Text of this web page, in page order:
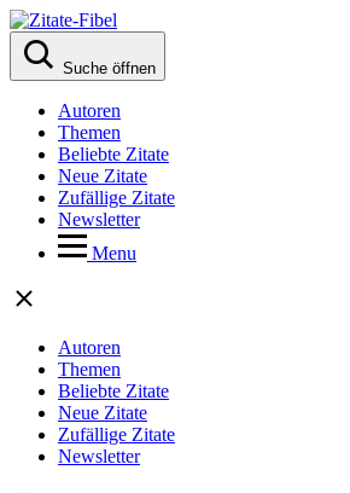
Suche öffnen
Autoren
Themen
Beliebte Zitate
Neue Zitate
Zufällige Zitate
Newsletter
Menu
Autoren
Themen
Beliebte Zitate
Neue Zitate
Zufällige Zitate
Newsletter